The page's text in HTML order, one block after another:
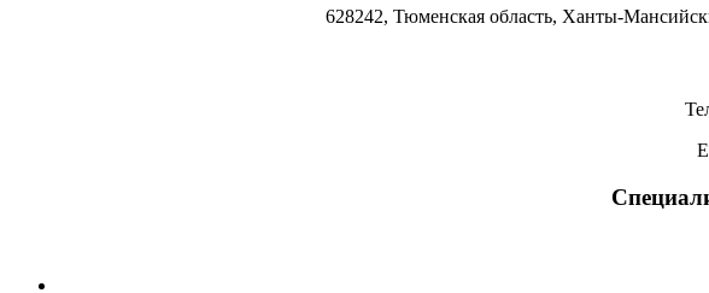
628242, Тюменская область, Ханты-